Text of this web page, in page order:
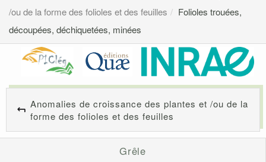
/ou de la forme des folioles et des feuilles
Folioles trouées,
découpées, déchiquetées, minées
Anomalies de croissance des plantes et /ou de la
forme des folioles et des feuilles
Grêle